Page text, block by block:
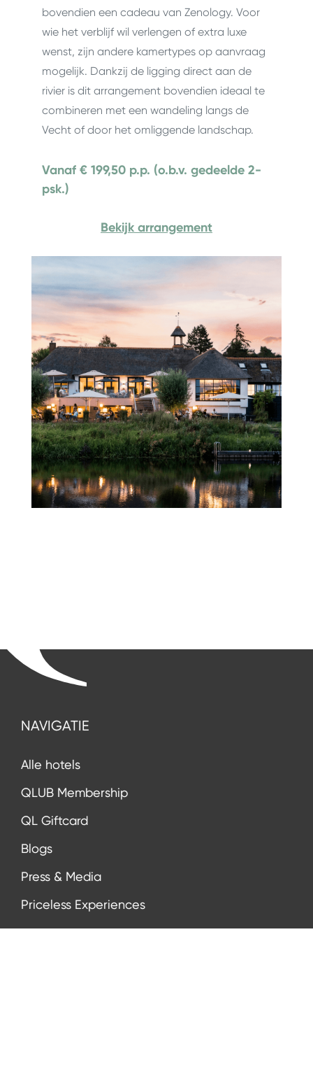
bovendien een cadeau van Zenology. Voor
wie het verblijf wil verlengen of extra luxe
wenst, zijn andere kamertypes op aanvraag
mogelijk. Dankzij de ligging direct aan de
rivier is dit arrangement bovendien ideaal te
combineren met een wandeling langs de
Vecht of door het omliggende landschap.
Vanaf € 199,50 p.p. (o.b.v. gedeelde 2-
psk.)
Bekijk arrangement
NAVIGATIE
Alle hotels
QLUB Membership
QL Giftcard
Blogs
Press & Media
Priceless Experiences